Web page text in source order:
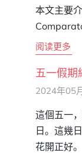
本文主要
阅读更多
五一假期
2024年05
這個五一
日。這幾
花開正好。